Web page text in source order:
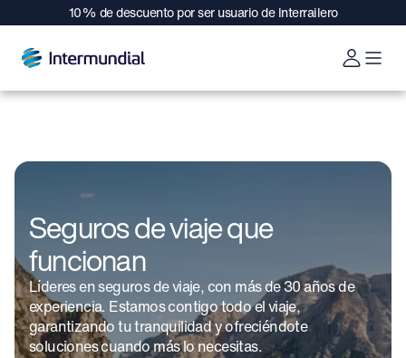
10% de descuento por ser usuario de Interrailero
Seguros de viaje que
funcionan
Líderes en seguros de viaje, con más de 30 años de
experiencia. Estamos contigo todo el viaje,
garantizando tu tranquilidad y ofreciéndote
soluciones cuando más lo necesitas.